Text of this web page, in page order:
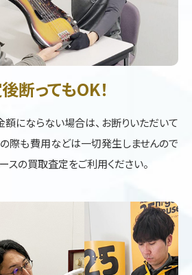
断ってもOK！
額にならない場合は、お断りいただいて
際も費用などは一切発生しませんので
スの買取査定をご利用ください。